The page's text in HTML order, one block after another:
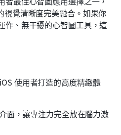
覺清晰度完美融合。如果你
作、無干擾的心智圖工具，這
使用者打造的高度精緻體
面，讓專注力完全放在腦力激